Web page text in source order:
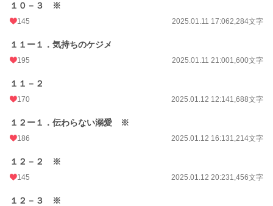
１０－３ ※
145 2025.01.11 17:062,284文字
１１ー１．気持ちのケジメ
195 2025.01.11 21:001,600文字
１１－２
170 2025.01.12 12:141,688文字
１２ー１．伝わらない溺愛 ※
186 2025.01.12 16:131,214文字
１２－２ ※
145 2025.01.12 20:231,456文字
１２－３ ※